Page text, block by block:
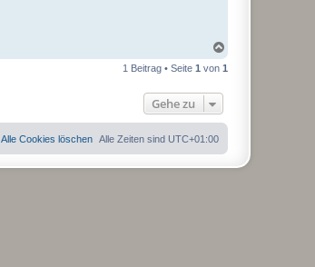
c
1 Beitrag • Seite 1 von 1
Gehe zu
Alle Zeiten sind UTC+01:00
Alle Cookies löschen